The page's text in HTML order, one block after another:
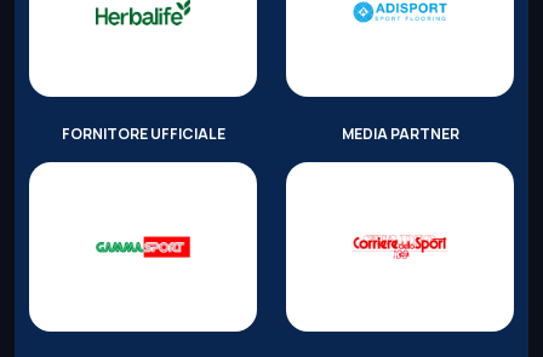
FORNITORE UFFICIALE MEDIA PARTNER